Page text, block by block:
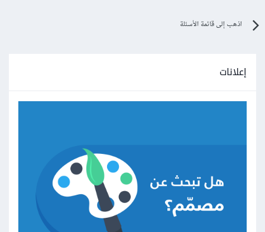
اذهب إلى قائمة الأسئلة
إعلانات